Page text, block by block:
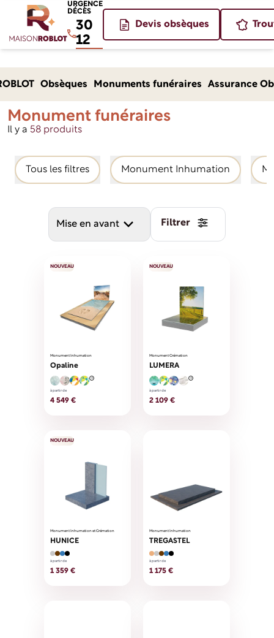
URGENCE
DÉCÈS
30
12
Devis obsèques
Obsèques Monuments funéraires Assurance
Un monument funéraire pour
Monument
Monument funéraires
Il y a 58 produits
Tous les filtres Monument Inhumation
Mise en avant Filtrer
NOUVEAU
Monument Inhumation
Opaline
+2
à partir de
4 549 €
NOUVEAU
Monument Crémation
LUMERA
+2
à partir de
2 109 €
NOUVEAU
Monument Inhumation et Crémation
HUNICE
à partir de
1 359 €
Monument Inhumation
TREGASTEL
à partir de
1 175 €